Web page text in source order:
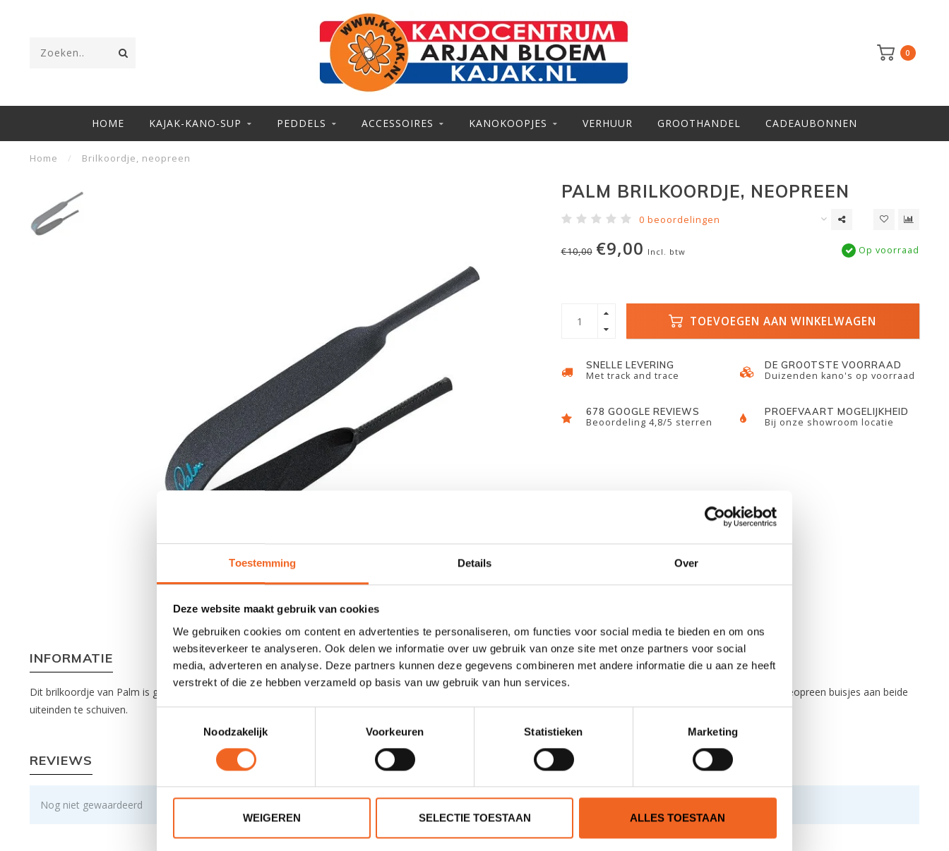
Toestemming Details Over
Deze website maakt gebruik van cookies
We gebruiken cookies om content en advertenties te personaliseren, om functies voor social media te bieden en om ons
websiteverkeer te analyseren. Ook delen we informatie over uw gebruik van onze site met onze partners voor social
media, adverteren en analyse. Deze partners kunnen deze gegevens combineren met andere informatie die u aan ze heeft
verstrekt of die ze hebben verzameld op basis van uw gebruik van hun services.
Noodzakelijk
Voorkeuren Statistieken Marketing
WEIGEREN SELECTIE TOESTAAN ALLES TOESTAAN
0
HOME KAJAK-KANO-SUP PEDDELS ACCESSOIRES KANOKOOPJES VERHUUR GROOTHANDEL CADEAUBONNEN
Home / Brilkoordje, neopreen
PALM BRILKOORDJE, NEOPREEN
0 beoordelingen
€10,00 €9,00 Incl. btw Op voorraad
TOEVOEGEN AAN WINKELWAGEN
SNELLE LEVERING
Met track and trace
DE GROOTSTE VOORRAAD
Duizenden kano's op voorraad
678 GOOGLE REVIEWS
Beoordeling 4,8/5 sterren
PROEFVAART MOGELIJKHEID
Bij onze showroom locatie
INFORMATIE
Dit brilkoordje van Palm is gemaakt van 2.5 millimeter neopreen en houdt de bril goed op zijn plaats tijdens het kajakken. De pootjes van de bril zijn eenvoudig in de neopreen buisjes aan beide
uiteinden te schuiven.
REVIEWS
Nog niet gewaardeerd